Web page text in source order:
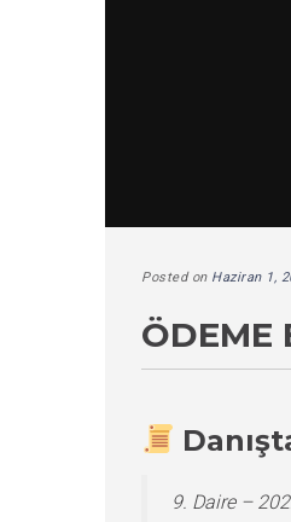
Posted on Haziran 1,
ÖDEME
9. Daire –